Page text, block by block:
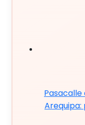
Pasacalle
Arequipa: